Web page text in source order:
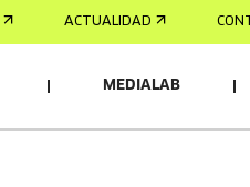
ACTUALIDAD
MEDIALAB